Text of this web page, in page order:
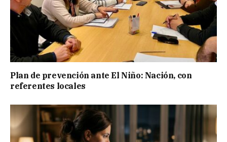
Plan de prevención ante El Niño: Nación, con
referentes locales